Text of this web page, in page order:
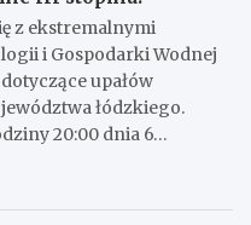
z ekstremalnymi
i Gospodarki Wodnej
upałów
łódzkiego.
20:00 dnia 6…